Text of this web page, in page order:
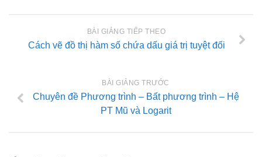
BÀI GIẢNG TIẾP THEO
Cách vẽ đồ thị hàm số chứa dấu giá trị tuyệt đối
BÀI GIẢNG TRƯỚC
Chuyên đề Phương trình – Bất phương trình – Hệ
PT Mũ và Logarit